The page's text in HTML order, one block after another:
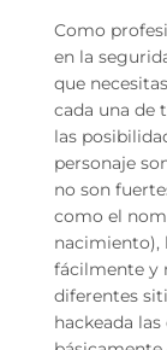
Como
en la
que n
cada una de
las
personaje
no son
como el
nacimiento),
fácilmente y
diferentes
hackeada